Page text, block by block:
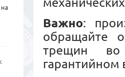
Важно:
обращайте
трещин во
гарантийном
на